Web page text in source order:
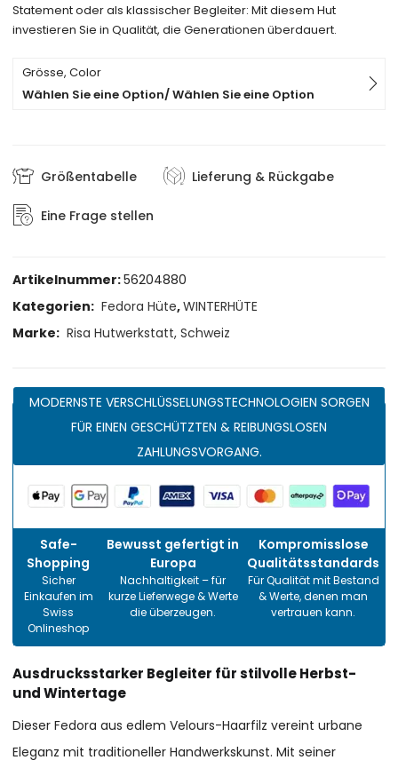
Statement oder als klassischer Begleiter: Mit diesem Hut
investieren Sie in Qualität, die Generationen überdauert.
Grösse, Color
Wählen Sie eine Option/ Wählen Sie eine Option
Größentabelle Lieferung & Rückgabe
Eine Frage stellen
Artikelnummer:56204880
Kategorien: Fedora Hüte,WINTERHÜTE
Marke: Risa Hutwerkstatt, Schweiz
MODERNSTE VERSCHLÜSSELUNGSTECHNOLOGIEN SORGEN
FÜR EINEN GESCHÜTZTEN & REIBUNGSLOSEN
ZAHLUNGSVORGANG.
Safe-
Shopping
Sicher
Einkaufen im
Swiss
Onlineshop
Bewusst gefertigt in
Europa
Nachhaltigkeit – für
kurze Lieferwege & Werte
die überzeugen.
Kompromisslose
Qualitätsstandards
Für Qualität mit Bestand
& Werte, denen man
vertrauen kann.
Ausdrucksstarker Begleiter für stilvolle Herbst-
und Wintertage
Dieser Fedora aus edlem Velours-Haarfilz vereint urbane
Eleganz mit traditioneller Handwerkskunst. Mit seiner